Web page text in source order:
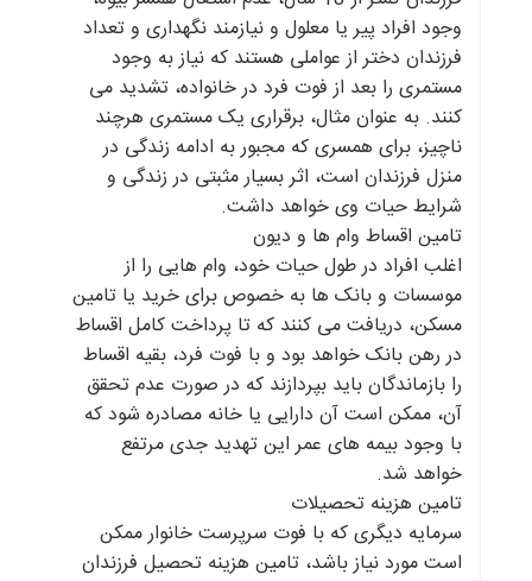
وجود افراد پیر یا معلول و نیازمند نگهداری و تعداد
فرزندان دختر از عواملی هستند که نیاز به وجود
مستمری را بعد از فوت فرد در خانواده، تشدید می
کنند. به عنوان مثال، برقراری یک مستمری هرچند
ناچیز، برای همسری که مجبور به ادامه زندگی در
منزل فرزندان است، اثر بسیار مثبتی در زندگی و
شرایط حیات وی خواهد داشت.
تامین اقساط وام ها و دیون
اغلب افراد در طول حیات خود، وام هایی را از
موسسات و بانک ها به خصوص برای خرید یا تامین
مسکن، دریافت می کنند که تا پرداخت کامل اقساط
در رهن بانک خواهد بود و با فوت فرد، بقیه اقساط
را بازماندگان باید بپردازند که در صورت عدم تحقق
آن، ممکن است آن دارایی یا خانه مصادره شود که
با وجود بیمه های عمر این تهدید جدی مرتفع
خواهد شد.
تامین هزینه تحصیلات
سرمایه دیگری که با فوت سرپرست خانوار ممکن
است مورد نیاز باشد، تامین هزینه تحصیل فرزندان